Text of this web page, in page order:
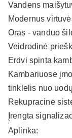
Vandens
Modernus
Oras - vanduo
Veidrodinė
Erdvi spinta
Kambariuose
tinklelis nuo
Rekupracinė
Įrengta
Aplinka: